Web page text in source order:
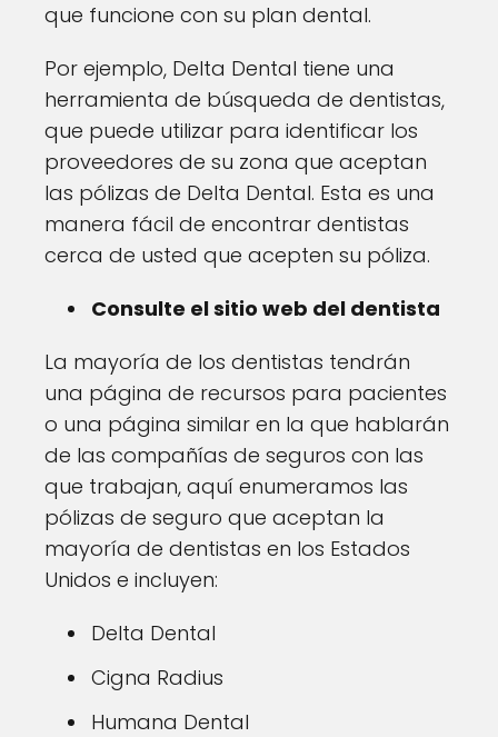
que funcione con su plan dental.
Por ejemplo, Delta Dental tiene una
herramienta de búsqueda de dentistas,
que puede utilizar para identificar los
proveedores de su zona que aceptan
las pólizas de Delta Dental. Esta es una
manera fácil de encontrar dentistas
cerca de usted que acepten su póliza.
Consulte el sitio web del dentista
La mayoría de los dentistas tendrán
una página de recursos para pacientes
o una página similar en la que hablarán
de las compañías de seguros con las
que trabajan, aquí enumeramos las
pólizas de seguro que aceptan la
mayoría de dentistas en los Estados
Unidos e incluyen:
Delta Dental
Cigna Radius
Humana Dental